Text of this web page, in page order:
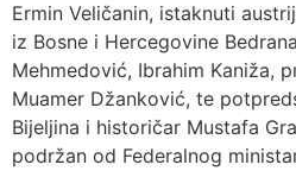
Ermin Veličanin, istaknuti
iz Bosne i Hercegovine
Mehmedović, Ibrahim Kaniža,
Muamer Džanković, te
Bijeljina i historičar Mustafa
podržan od Federalnog